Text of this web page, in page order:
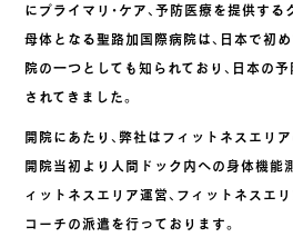
にプライマリ・ケア、予防医療を提供する
母体となる聖路加国際病院は、日本で初
院の一つとしても知られており、日本の
されてきました。
開院にあたり、弊社はフィットネスエリア
開院当初より人間ドック内への身体機能測
ィットネスエリア運営、フィットネスエ
コーチの派遣を行っております。